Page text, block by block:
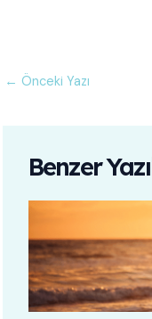
← Önceki Yazı
Benzer